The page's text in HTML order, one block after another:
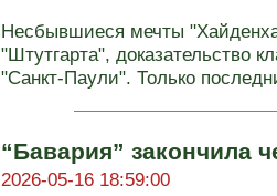
Несбывшиеся мечты
"Штутгарта", доказательство
"Санкт-Паули". Только
“Бавария” закончила
2026-05-16 18:59:00